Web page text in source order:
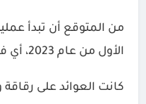
من المتوقع أن تبدأ
الأول من عام 2023، أي في غضون ثلاثة أشهر.
كانت العوائد على